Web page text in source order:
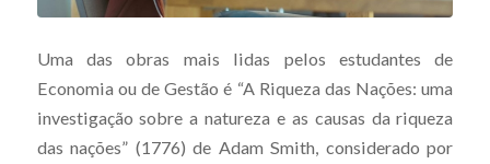
Uma das obras mais lidas pelos estudantes de
Economia ou de Gestão é “A Riqueza das Nações: uma
investigação sobre a natureza e as causas da riqueza
das nações” (1776) de Adam Smith, considerado por